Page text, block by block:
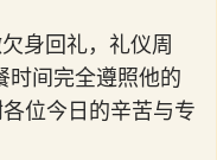
身回礼，礼仪周
时间完全遵照他的
位今日的辛苦与专